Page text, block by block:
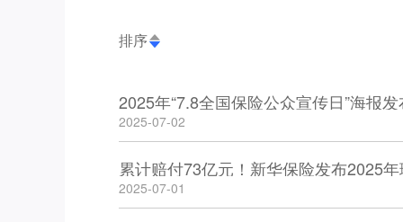
排序
2025年“7.8全国保险公众宣传日”海报
2025-07-02
累计赔付73亿元！新华保险发布2025
2025-07-01